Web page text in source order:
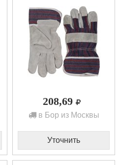
208,69
в Бор из Москвы
Уточнить